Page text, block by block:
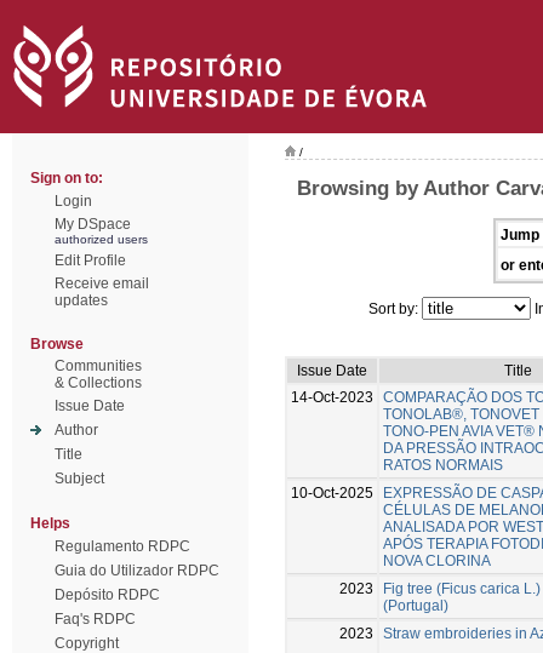
Sign on to:
Login
My DSpace
authorized users
Edit Profile
Receive email
updates
Browse
Communities
& Collections
Issue Date
Author
Title
Subject
Helps
Regulamento RDPC
Guia do Utilizador RDPC
Depósito RDPC
Faq's RDPC
Copyright
/
Browsing by Author
Jump
or
Sort by:
Issue Date
Title
14-Oct-2023
COMPARAÇÃO DOS
TONOLAB®,
TONO-PEN AVIA VET®
DA PRESSÃO
RATOS NORMAIS
10-Oct-2025
EXPRESSÃO DE
CÉLULAS DE
ANALISADA POR
APÓS TERAPIA
NOVA CLORINA
2023
Fig tree (Ficus carica
(Portugal)
2023
Straw embroideries in